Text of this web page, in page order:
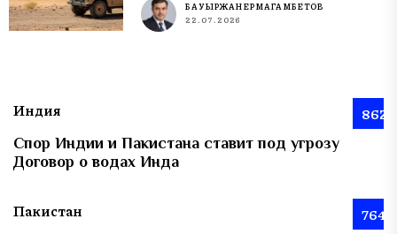
БАУЫРЖАН ЕРМАГАМБЕТОВ
22.07.2026
Индия 862
Спор Индии и Пакистана ставит под угрозу
Договор о водах Инда
Пакистан 764